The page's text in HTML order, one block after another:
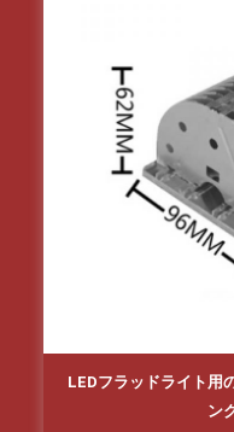
LEDフラッドライト用
ン